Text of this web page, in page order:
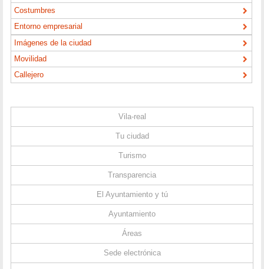
Costumbres
Entorno empresarial
Imágenes de la ciudad
Movilidad
Callejero
Vila-real
Tu ciudad
Turismo
Transparencia
El Ayuntamiento y tú
Ayuntamiento
Áreas
Sede electrónica